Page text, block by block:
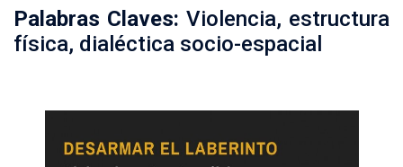
Palabras Claves: Violencia, estructura
física, dialéctica socio-espacial